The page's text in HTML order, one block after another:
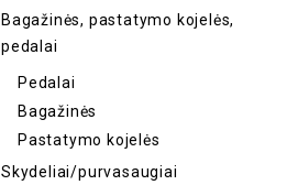
Bagažinės, pastatymo kojelės,
pedalai
Pedalai
Bagažinės
Pastatymo kojelės
Skydeliai/purvasaugiai